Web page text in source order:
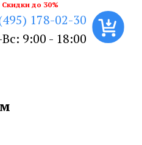
178-02-30
9:00 - 18:00
Скидки до 30%